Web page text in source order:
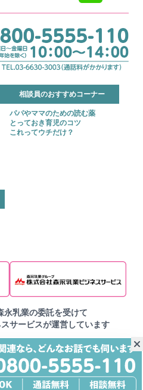
相談員のおすすめコーナー
パパやママのための読む薬
とっておき育児のコツ
これってウチだけ？
永乳業の委託を受けて
サービスが運営しています
ーポリシー
▶サイトマップ
森永乳業ビジネスサービス
SERVICE CO.,LTD. All Right Reserved.